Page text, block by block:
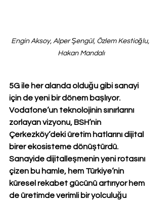
Engin Aksoy, Alper Şengül, Özlem Kestioğlu,
Hakan Mandalı
5G ile her alanda olduğu gibi sanayi
için de yeni bir dönem başlıyor.
Vodafone’un teknolojinin sınırlarını
zorlayan vizyonu, BSH’nin
Çerkezköy’deki üretim hatlarını dijital
birer ekosisteme dönüştürdü.
Sanayide dijitalleşmenin yeni rotasını
çizen bu hamle, hem Türkiye’nin
küresel rekabet gücünü artırıyor hem
de üretimde verimli bir yolculuğu